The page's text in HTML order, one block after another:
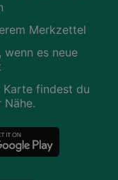
Merkzettel
es neue
Karte findest du
Nähe.